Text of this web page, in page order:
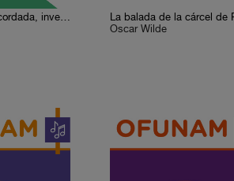
La Revolución recordada, inventada, rescatada
Oscar Wilde